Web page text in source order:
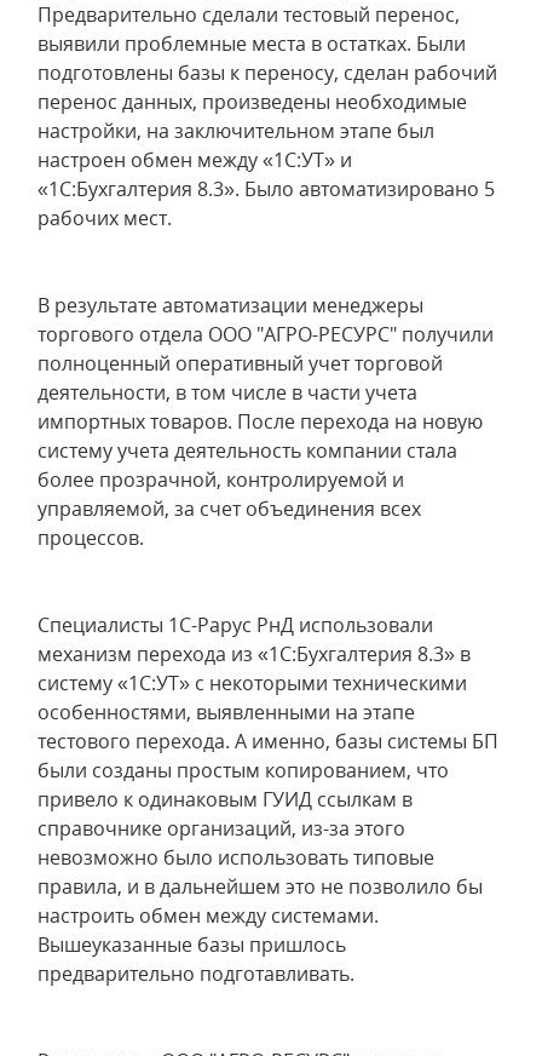
Предварительно сделали тестовый перенос,
выявили проблемные места в остатках. Были
подготовлены базы к переносу, сделан рабочий
перенос данных, произведены необходимые
настройки, на заключительном этапе был
настроен обмен между «1С:УТ» и
«1С:Бухгалтерия 8.3». Было автоматизировано 5
рабочих мест.
В результате автоматизации менеджеры
торгового отдела ООО "АГРО-РЕСУРС" получили
полноценный оперативный учет торговой
деятельности, в том числе в части учета
импортных товаров. После перехода на новую
систему учета деятельность компании стала
более прозрачной, контролируемой и
управляемой, за счет объединения всех
процессов.
Специалисты 1С-Рарус РнД использовали
механизм перехода из «1С:Бухгалтерия 8.3» в
систему «1С:УТ» с некоторыми техническими
особенностями, выявленными на этапе
тестового перехода. А именно, базы системы БП
были созданы простым копированием, что
привело к одинаковым ГУИД ссылкам в
справочнике организаций, из-за этого
невозможно было использовать типовые
правила, и в дальнейшем это не позволило бы
настроить обмен между системами.
Вышеуказанные базы пришлось
предварительно подготавливать.